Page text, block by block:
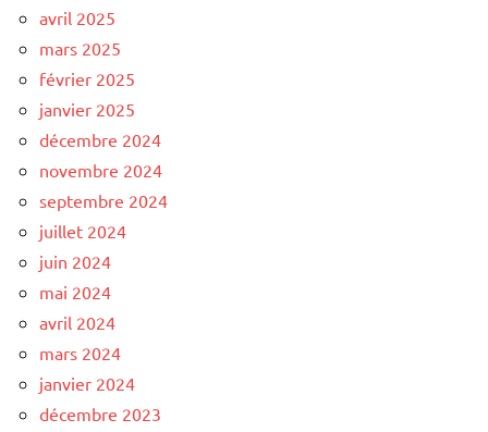
avril 2025
mars 2025
février 2025
janvier 2025
décembre 2024
novembre 2024
septembre 2024
juillet 2024
juin 2024
mai 2024
avril 2024
mars 2024
janvier 2024
décembre 2023